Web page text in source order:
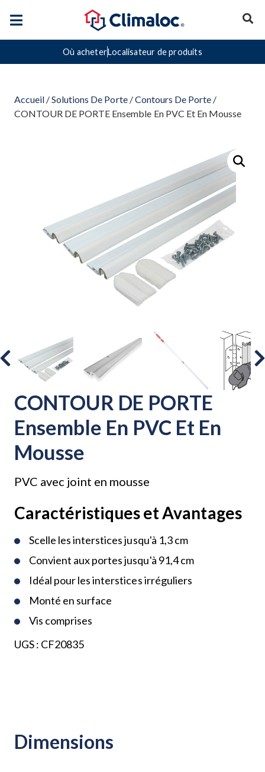
Où acheterLocalisateur de produits
Accueil /Solutions De Porte/Contours De Porte/
CONTOUR DE PORTE Ensemble En PVC Et En Mousse
CONTOUR DE PORTE
Ensemble En PVC Et En
Mousse
PVC avec joint en mousse
Caractéristiques et Avantages
Scelle les interstices jusqu'à 1,3 cm
Convient aux portes jusqu'à 91,4 cm
Idéal pour les interstices irréguliers
Monté en surface
Vis comprises
UGS : CF20835
Dimensions